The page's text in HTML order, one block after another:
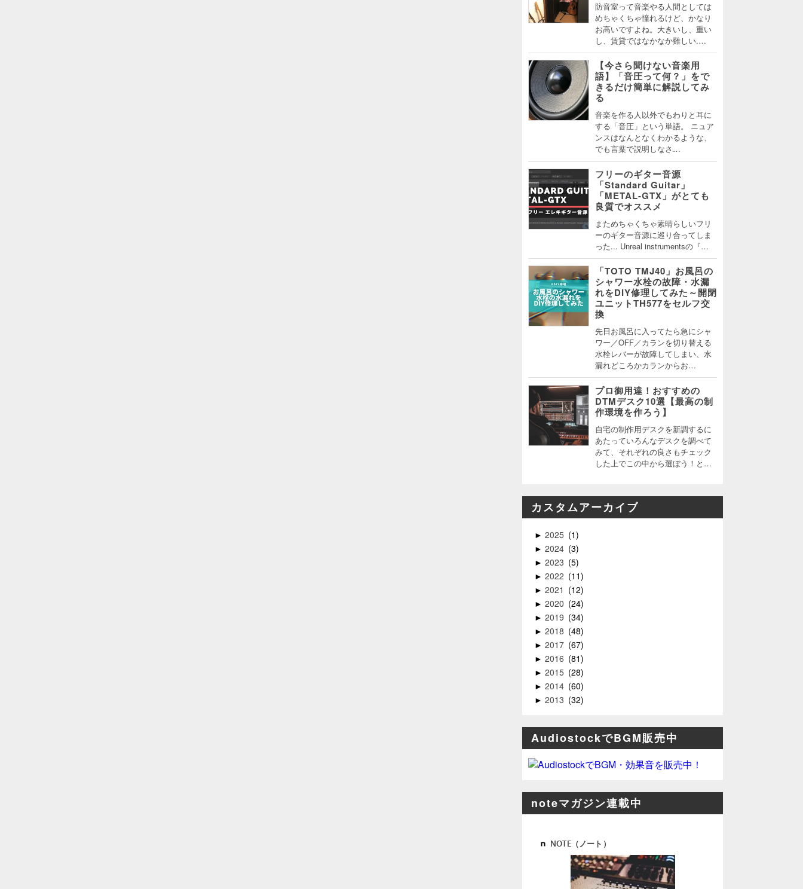
防音室って音楽やる人間としては
めちゃくちゃ憧れるけど、かなり
お高いですよね。大きいし、重い
し、賃貸ではなかなか難しい.…
【今さら聞けない音楽用
語】「音圧って何？」をで
きるだけ簡単に解説してみ
る
音楽を作る人以外でもわりと耳に
する「音圧」という単語。 ニュア
ンスはなんとなくわかるような、
でも言葉で説明しなさ…
フリーのギター音源
「Standard Guitar」
「METAL-GTX」がとても
良質でオススメ
まためちゃくちゃ素晴らしいフリ
ーのギター音源に巡り合ってしま
った... Unreal instrumentsの『…
「TOTO TMJ40」お風呂の
シャワー水栓の故障・水漏
れをDIY修理してみた～開閉
ユニットTH577をセルフ交
換
先日お風呂に入ってたら急にシャ
ワー／OFF／カランを切り替える
水栓レバーが故障してしまい、水
漏れどころかカランからお…
プロ御用達！おすすめの
DTMデスク10選【最高の制
作環境を作ろう】
自宅の制作用デスクを新調するに
あたっていろんなデスクを調べて
みて、それぞれの良さもチェック
した上でこの中から選ぼう！と…
カスタムアーカイブ
► 2025 1
► 2024 3
► 2023 5
► 2022 11
► 2021 12
► 2020 24
► 2019 34
► 2018 48
► 2017 67
► 2016 81
► 2015 28
► 2014 60
► 2013 32
AudiostockでBGM販売中
noteマガジン連載中